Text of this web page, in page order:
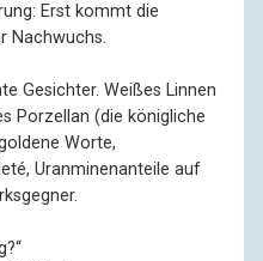
Erst kommt die
Nachwuchs.
Gesichter. Weißes Linnen
Porzellan (die königliche
Worte,
Uranminenanteile auf